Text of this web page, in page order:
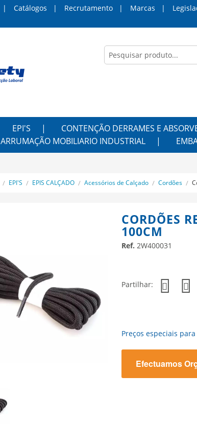
Catálogos Recrutamento Marcas
EPI'S CONTENÇÃO DERRAMES E
ARRUMAÇÃO MOBILIARIO INDUSTRIAL
EPI'S EPIS CALÇADO Acessórios de Calçado Cordões
CORDÕES
100CM
Ref. 2W400031
Partilhar:
Preços especiais
Efectuamos